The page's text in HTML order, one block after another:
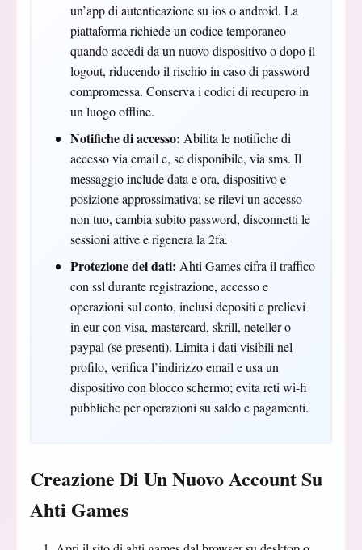
un’app di autenticazione su ios o android. La
piattaforma richiede un codice temporaneo
quando accedi da un nuovo dispositivo o dopo il
logout, riducendo il rischio in caso di password
compromessa. Conserva i codici di recupero in
un luogo offline.
Notifiche di accesso: Abilita le notifiche di
accesso via email e, se disponibile, via sms. Il
messaggio include data e ora, dispositivo e
posizione approssimativa; se rilevi un accesso
non tuo, cambia subito password, disconnetti le
sessioni attive e rigenera la 2fa.
Protezione dei dati: Ahti Games cifra il traffico
con ssl durante registrazione, accesso e
operazioni sul conto, inclusi depositi e prelievi
in eur con visa, mastercard, skrill, neteller o
paypal (se presenti). Limita i dati visibili nel
profilo, verifica l’indirizzo email e usa un
dispositivo con blocco schermo; evita reti wi‑fi
pubbliche per operazioni su saldo e pagamenti.
Creazione Di Un Nuovo Account Su
Ahti Games